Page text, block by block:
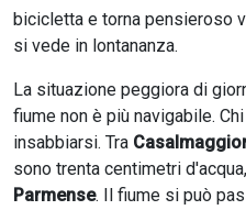
bicicletta e torna pensieroso
si vede in lontananza.
La situazione peggiora di
fiume non è più navigabile.
insabbiarsi. Tra
sono trenta centimetri
Parmense. Il fiume si può